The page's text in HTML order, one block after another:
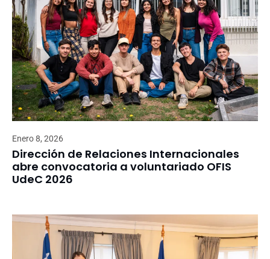
Enero 8, 2026
Dirección de Relaciones Internacionales
abre convocatoria a voluntariado OFIS
UdeC 2026